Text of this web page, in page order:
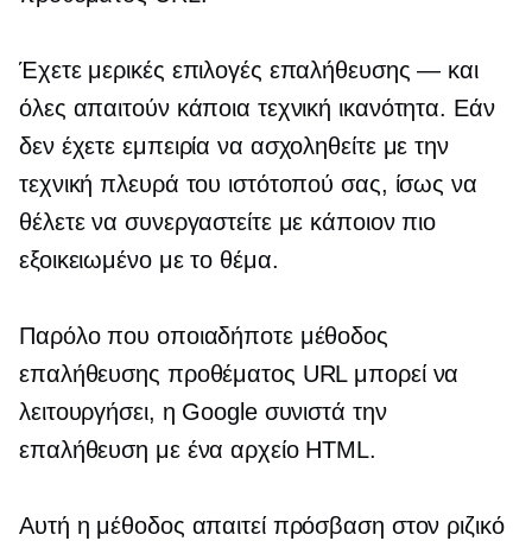
Έχετε μερικές επιλογές επαλήθευσης — και
όλες απαιτούν κάποια τεχνική ικανότητα. Εάν
δεν έχετε εμπειρία να ασχοληθείτε με την
τεχνική πλευρά του ιστότοπού σας, ίσως να
θέλετε να συνεργαστείτε με κάποιον πιο
εξοικειωμένο με το θέμα.
Παρόλο που οποιαδήποτε μέθοδος
επαλήθευσης προθέματος URL μπορεί να
λειτουργήσει, η Google συνιστά την
επαλήθευση με ένα αρχείο HTML.
Αυτή η μέθοδος απαιτεί πρόσβαση στον ριζικό